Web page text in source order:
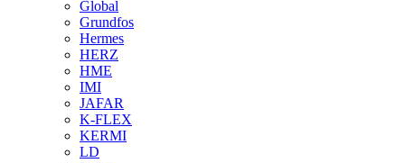
Global
Grundfos
Hermes
HERZ
HME
IMI
JAFAR
K-FLEX
KERMI
LD